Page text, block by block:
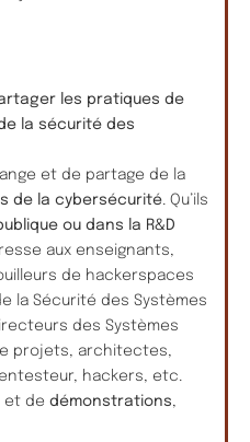
les pratiques de
la sécurité des
et de partage de la
de la cybersécurité. Qu’ils
ou dans la R&D
aux enseignants,
de hackerspaces
la Sécurité des Systèmes
des Systèmes
projets, architectes,
hackers, etc.
et de démonstrations,